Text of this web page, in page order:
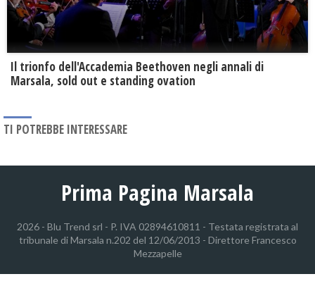
Il trionfo dell'Accademia Beethoven negli annali di
Marsala, sold out e standing ovation
TI POTREBBE INTERESSARE
Prima Pagina Marsala
2026 - Blu Trend srl - P. IVA 02894610811 - Testata registrata al
tribunale di Marsala n.202 del 12/06/2013 - Direttore Francesco
Mezzapelle